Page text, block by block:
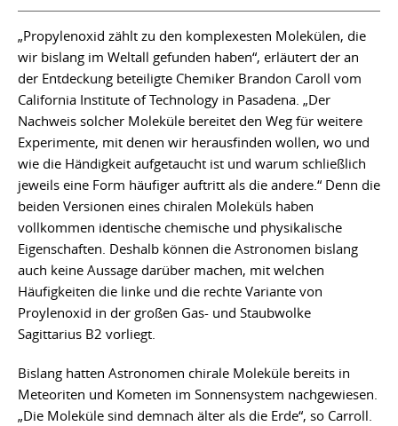
„Propylenoxid zählt zu den komplexesten Molekülen, die
wir bislang im Weltall gefunden haben“, erläutert der an
der Entdeckung beteiligte Chemiker Brandon Caroll vom
California Institute of Technology in Pasadena. „Der
Nachweis solcher Moleküle bereitet den Weg für weitere
Experimente, mit denen wir herausfinden wollen, wo und
wie die Händigkeit aufgetaucht ist und warum schließlich
jeweils eine Form häufiger auftritt als die andere.“ Denn die
beiden Versionen eines chiralen Moleküls haben
vollkommen identische chemische und physikalische
Eigenschaften. Deshalb können die Astronomen bislang
auch keine Aussage darüber machen, mit welchen
Häufigkeiten die linke und die rechte Variante von
Proylenoxid in der großen Gas- und Staubwolke
Sagittarius B2 vorliegt.
Bislang hatten Astronomen chirale Moleküle bereits in
Meteoriten und Kometen im Sonnensystem nachgewiesen.
„Die Moleküle sind demnach älter als die Erde“, so Carroll.